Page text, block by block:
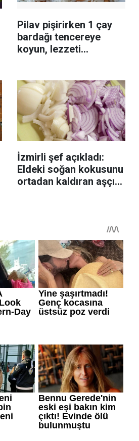
Pilav pişirirken 1 çay
bardağı tencereye
koyun, lezzeti
İzmirli şef açıkladı:
Eldeki soğan kokusunu
ortadan kaldıran aşçı